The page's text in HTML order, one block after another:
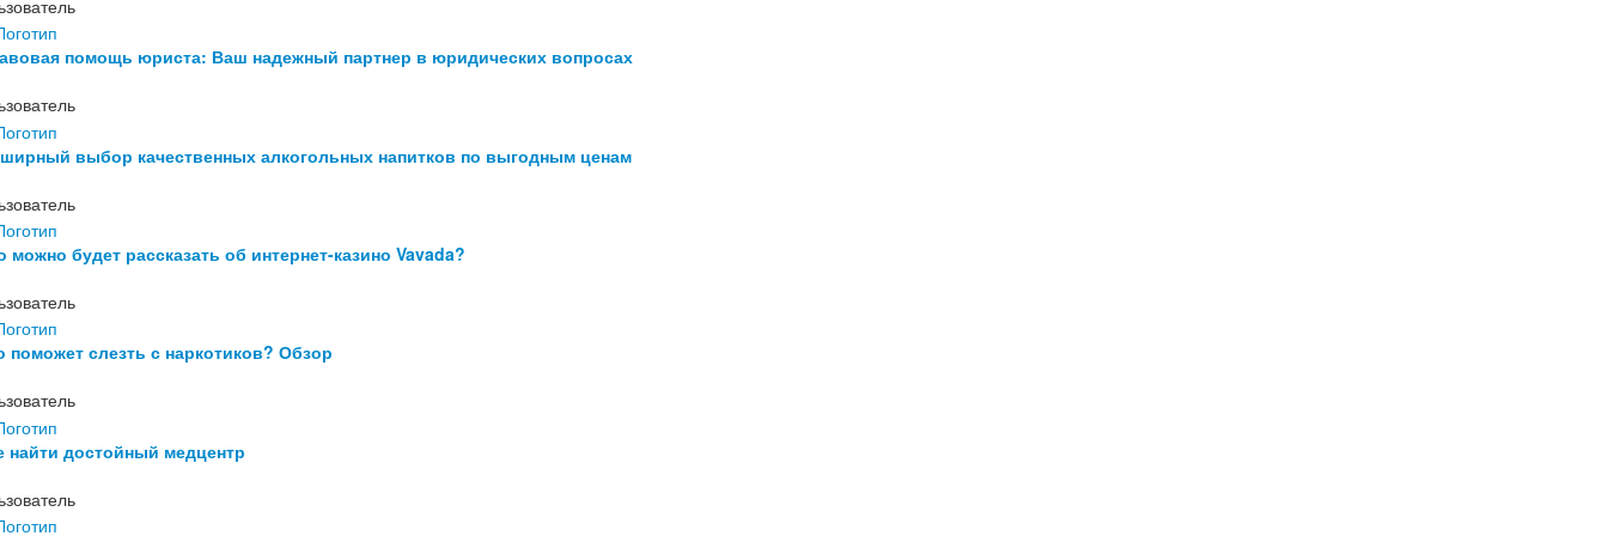
помощь юриста: Ваш надежный партнер в юридических вопросах
выбор качественных алкогольных напитков по выгодным ценам
можно будет рассказать об интернет-казино Vavada?
поможет слезть с наркотиков? Обзор
найти достойный медцентр